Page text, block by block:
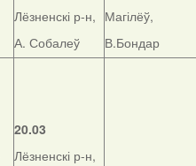
Лёзненскі р-н,
А. Собалеў
Магілёў,
В.Бондар
20.03
Лёзненскі р-н,